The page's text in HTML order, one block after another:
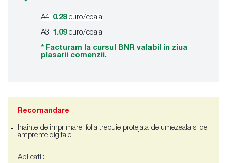
A4: 0.28euro/coala
A3: 1.09euro/coala
* Facturam la cursul BNR valabil in ziua
plasarii comenzii.
Recomandare
Inainte de imprimare, folia trebuie protejata de umezeala si de
amprente digitale.
Aplicatii: